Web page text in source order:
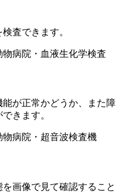
査できます。
が正常かどうか、また障
きます。
画像で見て確認すること